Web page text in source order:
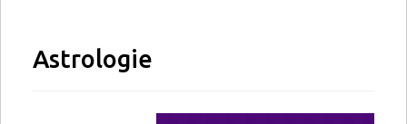
Astrologie